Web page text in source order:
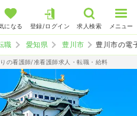
になる 登録/ログイン 求人検索 メニュー
職 愛知県 豊川市 豊川市の電
の看護師/准看護師求人・転職・給料